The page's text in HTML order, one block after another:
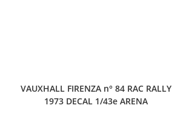
VAUXHALL FIRENZA n° 84 RAC RALLY
1973 DECAL 1/43e ARENA